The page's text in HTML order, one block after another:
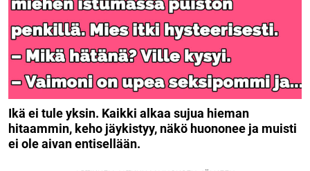
Ikä ei tule yksin. Kaikki alkaa sujua hieman
hitaammin, keho jäykistyy, näkö huononee ja muisti
ei ole aivan entisellään.